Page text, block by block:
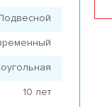
10 лет